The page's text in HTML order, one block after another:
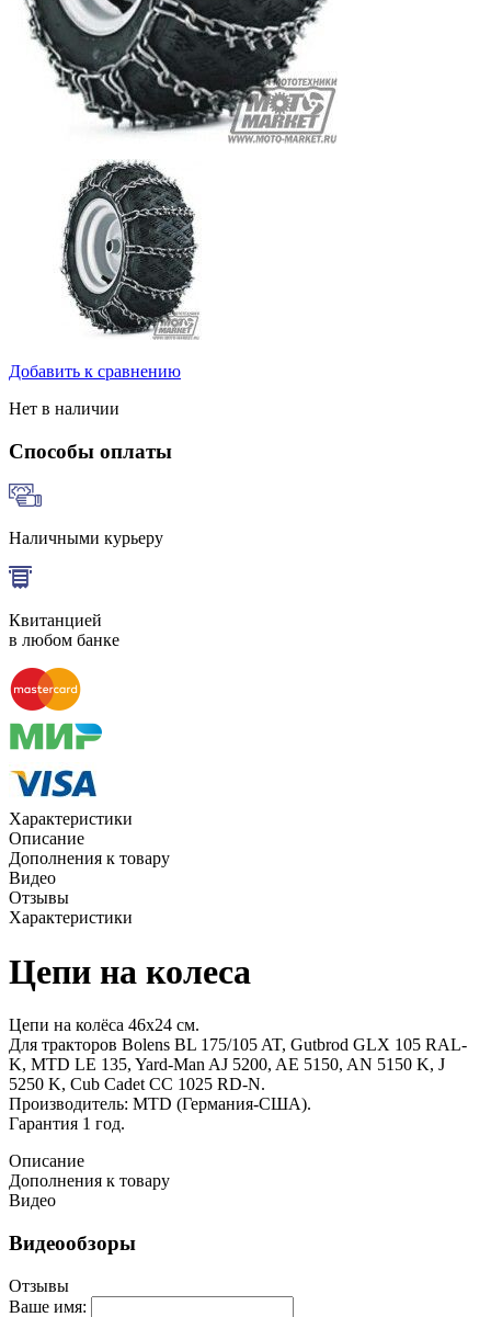
Добавить к сравнению
Нет в наличии
Способы оплаты
Наличными курьеру
Квитанцией
в любом банке
Характеристики
Описание
Дополнения к товару
Видео
Отзывы
Характеристики
Цепи на колеса
Цепи на колёса 46x24 см.
Для тракторов Bolens BL 175/105 AT, Gutbrod GLX 105 RAL-
K, MTD LE 135, Yard-Man AJ 5200, AE 5150, AN 5150 K, J
5250 K, Cub Cadet CC 1025 RD-N.
Производитель: MTD (Германия-США).
Гарантия 1 год.
Описание
Дополнения к товару
Видео
Видеообзоры
Отзывы
Ваше имя: